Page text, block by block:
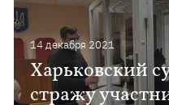
14 декабря 2021
Харьковский
стражу